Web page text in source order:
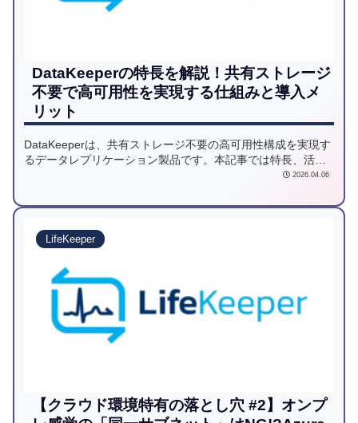
DataKeeperの特長を解説！共有ストレージ
不要で高可用性を実現する仕組みと導入メ
リット
DataKeeperは、共有ストレージ不要の高可用性構成を実現す
るデータレプリケーション製品です。本記事では特長、活用
シーン、比較ポイント、FAQをわかりやすく解説します。
2026.04.06
LifeKeeper
【クラウド環境特有の落とし穴 #2】オンプ